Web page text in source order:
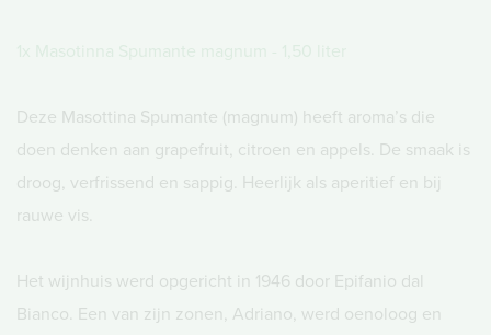
Deze Masottina Spumante (magnum) heeft aroma’s die
doen denken aan grapefruit, citroen en appels. De smaak is
droog, verfrissend en sappig. Heerlijk als aperitief en bij
rauwe vis.
Het wijnhuis werd opgericht in 1946 door Epifanio dal
Bianco. Een van zijn zonen, Adriano, werd oenoloog en